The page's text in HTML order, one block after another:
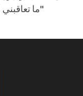
"ما